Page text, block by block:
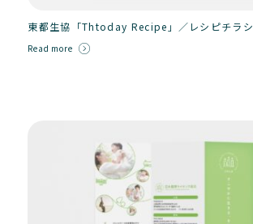
東都生協「Thtoday Recipe」／レシピチラシ
Read more